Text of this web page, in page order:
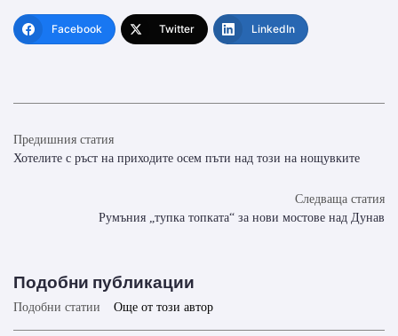
Facebook Twitter LinkedIn
Предишния статия
Хотелите с ръст на приходите осем пъти над този на нощувките
Следваща статия
Румъния „тупка топката“ за нови мостове над Дунав
Подобни публикации
Подобни статии Още от този автор